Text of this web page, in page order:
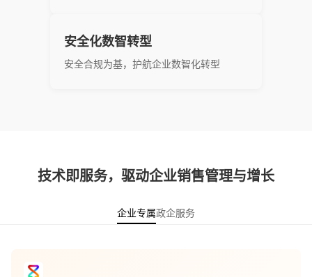
安全化数智转型
安全合规为基，护航企业数智化转型
技术即服务，驱动企业销售管理与增长
企业专属政企服务